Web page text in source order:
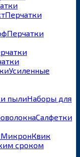
Перчатки
Перчатки
Усиленные
Наборы для
Салфетки
МикронКвик